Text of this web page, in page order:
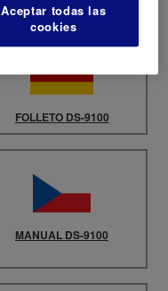
FOLLETO DS-9100
MANUAL DS-9100
Aceptar todas las
cookies